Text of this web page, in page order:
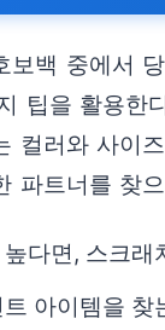
보백 중에서
팁을 활용한
컬러와 사이
파트너를 찾
다면, 스크
아이템을